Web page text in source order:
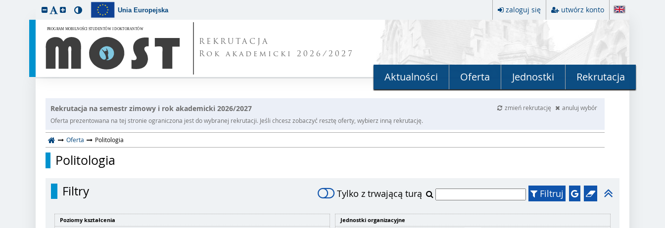
Unia Europejska zaloguj się utwórz konto
REKRUTACJA
Rok akademicki 2026/2027
Aktualności Oferta Jednostki Rekrutacja
Rekrutacja na semestr zimowy i rok akademicki 2026/2027 zmień rekrutację
anuluj wybór
Oferta prezentowana na tej stronie ograniczona jest do wybranej rekrutacji. Jeśli chcesz zobaczyć resztę oferty, wybierz inną rekrutację.
Oferta Politologia
Politologia
Filtry Tylko z trwającą turą Filtruj
Poziomy kształcenia
Jednostki organizacyjne